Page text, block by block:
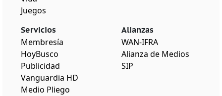
Juegos
Servicios
Membresía
HoyBusco
Publicidad
Vanguardia HD
Medio Pliego
Alianzas
WAN-IFRA
Alianza de Medios
SIP